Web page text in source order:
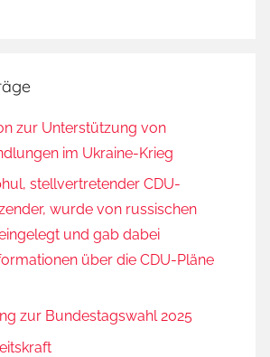
zur Unterstützung von
im Ukraine-Krieg
stellvertretender CDU-
wurde von russischen
und gab dabei
über die CDU-Pläne
zur Bundestagswahl 2025